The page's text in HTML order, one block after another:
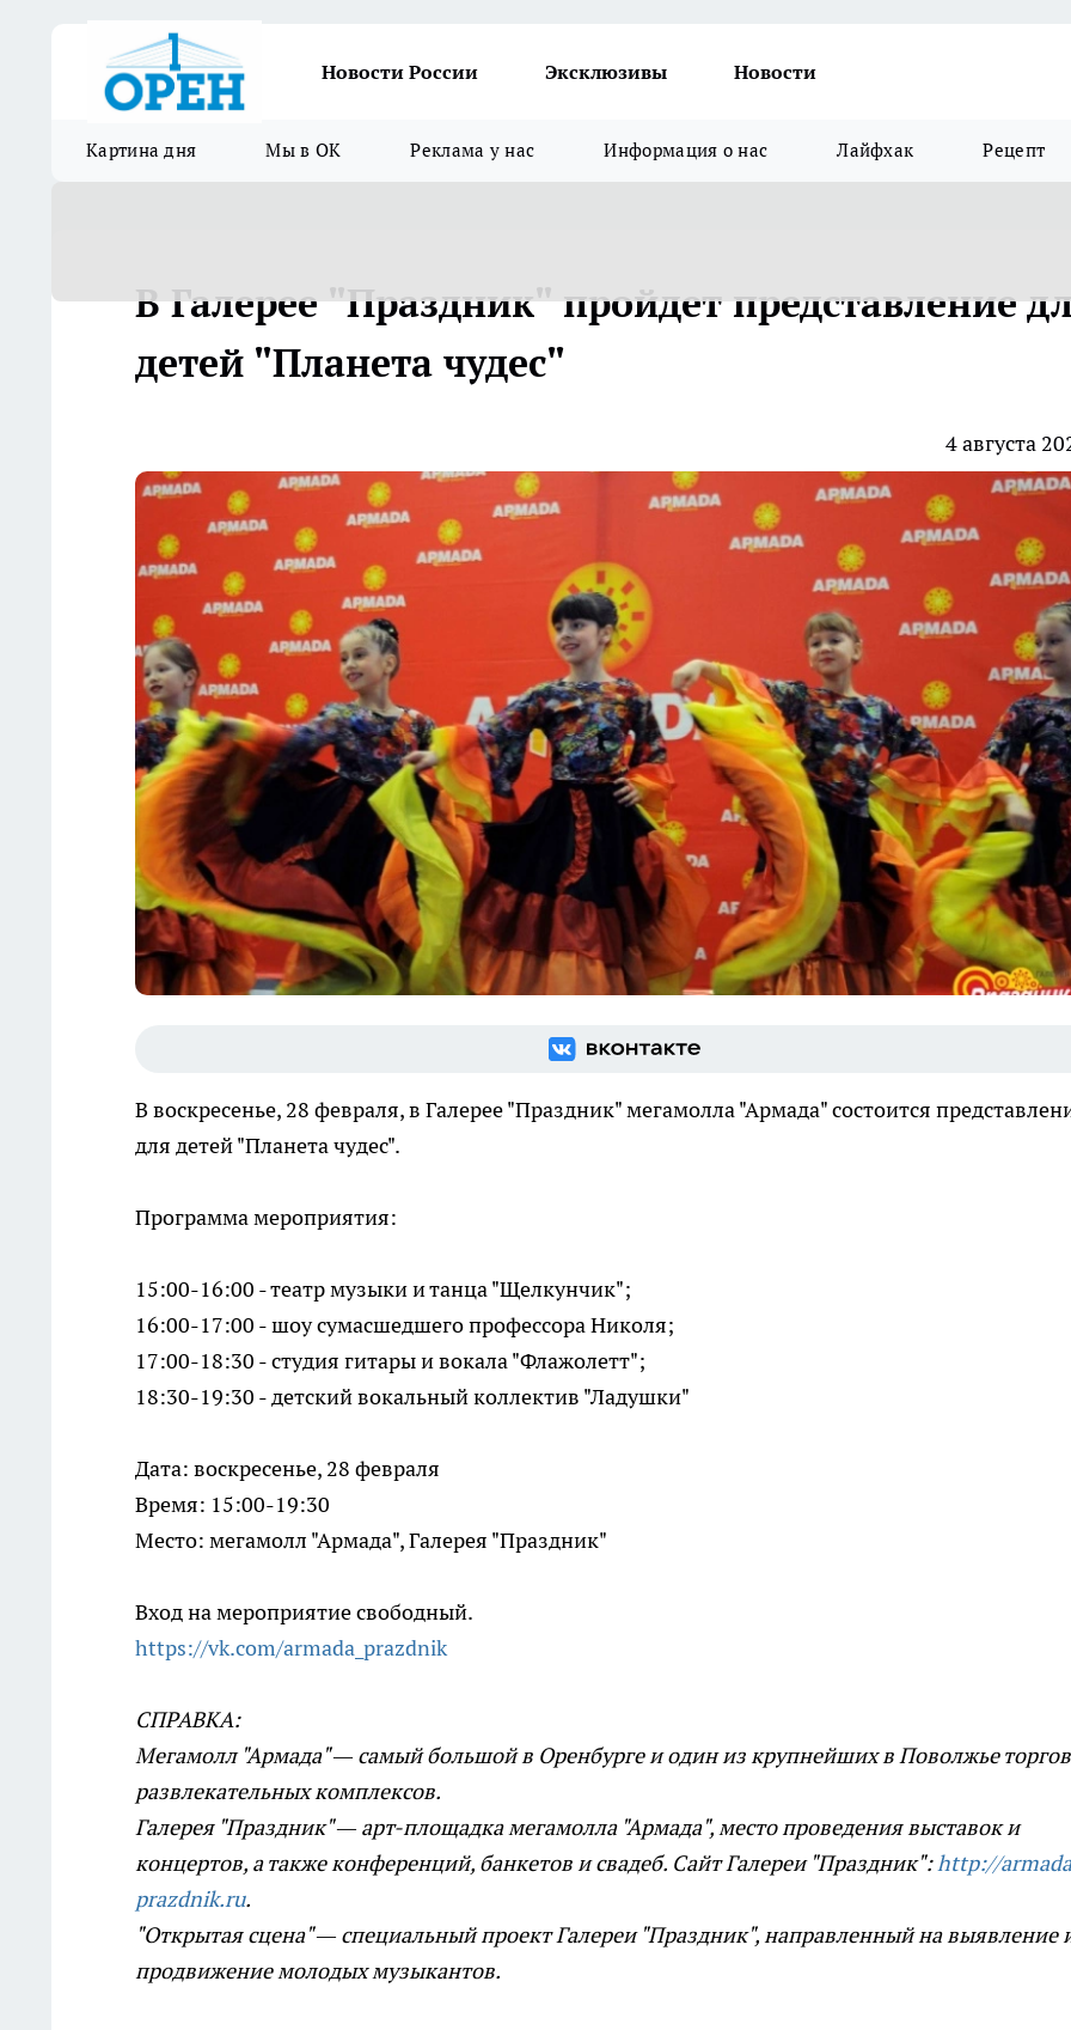
Новости России Эксклюзивы Новости
Картина дня Мы в ОК Реклама у нас Информация о нас Лайфхак Рецепт
В Галерее "Праздник" пройдет представление
детей "Планета чудес"
4 августа
В воскресенье, 28 февраля, в Галерее "Праздник" мегамолла "Армада" состоится
для детей "Планета чудес".
Программа мероприятия:
15:00-16:00 - театр музыки и танца "Щелкунчик";
16:00-17:00 - шоу сумасшедшего профессора Николя;
17:00-18:30 - студия гитары и вокала "Флажолетт";
18:30-19:30 - детский вокальный коллектив "Ладушки"
Дата: воскресенье, 28 февраля
Время: 15:00-19:30
Место: мегамолл "Армада", Галерея "Праздник"
Вход на мероприятие свободный.
https://vk.com/armada_prazdnik
СПРАВКА:
Мегамолл "Армада" — самый большой в Оренбурге и один из крупнейших в Поволжье
развлекательных комплексов.
Галерея "Праздник" — арт-площадка мегамолла "Армада", место проведения выставок и
концертов, а также конференций, банкетов и свадеб. Сайт Галереи "Праздник":http://
prazdnik.ru.
"Открытая сцена" — специальный проект Галереи "Праздник", направленный на выявление
продвижение молодых музыкантов.